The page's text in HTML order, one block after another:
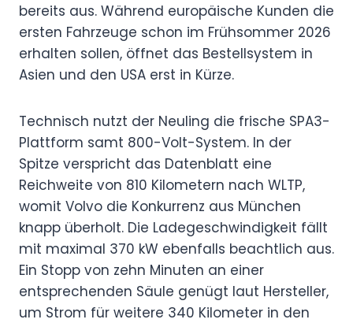
bereits aus. Während europäische Kunden die
ersten Fahrzeuge schon im Frühsommer 2026
erhalten sollen, öffnet das Bestellsystem in
Asien und den USA erst in Kürze.
Technisch nutzt der Neuling die frische SPA3-
Plattform samt 800-Volt-System. In der
Spitze verspricht das Datenblatt eine
Reichweite von 810 Kilometern nach WLTP,
womit Volvo die Konkurrenz aus München
knapp überholt. Die Ladegeschwindigkeit fällt
mit maximal 370 kW ebenfalls beachtlich aus.
Ein Stopp von zehn Minuten an einer
entsprechenden Säule genügt laut Hersteller,
um Strom für weitere 340 Kilometer in den